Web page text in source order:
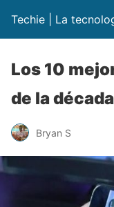
Techie | La
Los 10
de la década
Bryan S